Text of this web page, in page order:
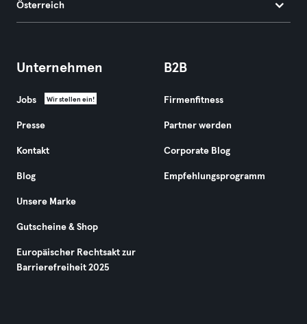
Österreich
Unternehmen
Jobs Wir stellen ein!
Presse
Kontakt
Blog
Unsere Marke
Gutscheine & Shop
Europäischer Rechtsakt zur
Barrierefreiheit 2025
B2B
Firmenfitness
Partner werden
Corporate Blog
Empfehlungsprogramm